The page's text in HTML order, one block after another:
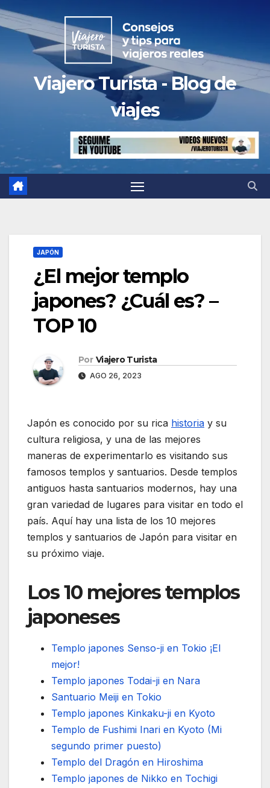
Saltar
al
contenido
Viajero Turista - Blog de
viajes
JAPÓN
¿El mejor templo
japones? ¿Cuál es? –
TOP 10
Por Viajero Turista
AGO 26, 2023
Japón es conocido por su rica historia y su
cultura religiosa, y una de las mejores
maneras de experimentarlo es visitando sus
famosos templos y santuarios. Desde templos
antiguos hasta santuarios modernos, hay una
gran variedad de lugares para visitar en todo el
país. Aquí hay una lista de los 10 mejores
templos y santuarios de Japón para visitar en
su próximo viaje.
Los 10 mejores templos
japoneses
Templo japones Senso-ji en Tokio ¡El
mejor!
Templo japones Todai-ji en Nara
Santuario Meiji en Tokio
Templo japones Kinkaku-ji en Kyoto
Templo de Fushimi Inari en Kyoto (Mi
segundo primer puesto)
Templo del Dragón en Hiroshima
Templo japones de Nikko en Tochigi